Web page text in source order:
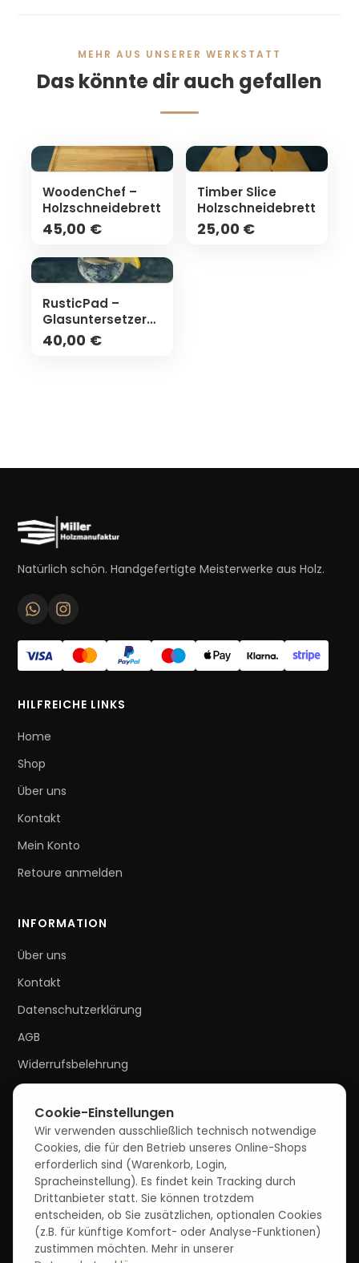
MEHR AUS UNSERER WERKSTATT
Das könnte dir auch gefallen
WoodenChef –
Holzschneidebrett
45,00 €
Timber Slice
Holzschneidebrett
25,00 €
RusticPad –
Glasuntersetzer
(4er Set)
40,00 €
Natürlich schön. Handgefertigte Meisterwerke aus Holz.
HILFREICHE LINKS
Home
Shop
Über uns
Kontakt
Mein Konto
Retoure anmelden
INFORMATION
Über uns
Kontakt
Datenschutzerklärung
AGB
Widerrufsbelehrung
FINDE UNS HIER
Parkweg 2,
79787 Lauchringen
+49 (0) 162 336 364 3
s.miller@miller-holzmanufaktur.de
Cookie-Einstellungen
Wir verwenden ausschließlich technisch notwendige
Cookies, die für den Betrieb unseres Online-Shops
erforderlich sind (Warenkorb, Login,
Spracheinstellung). Es findet kein Tracking durch
Drittanbieter statt. Sie können trotzdem
entscheiden, ob Sie zusätzlichen, optionalen Cookies
(z.B. für künftige Komfort- oder Analyse-Funktionen)
zustimmen möchten. Mehr in unserer